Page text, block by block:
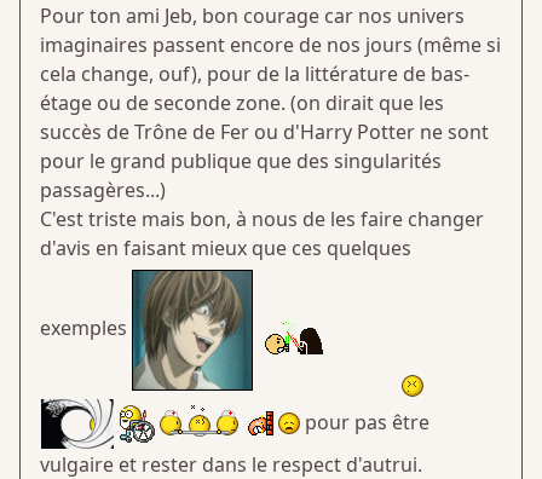
Pour ton ami Jeb, bon courage car nos univers
imaginaires passent encore de nos jours (même si
cela change, ouf), pour de la littérature de bas-
étage ou de seconde zone. (on dirait que les
succès de Trône de Fer ou d'Harry Potter ne sont
pour le grand publique que des singularités
passagères...)
C'est triste mais bon, à nous de les faire changer
d'avis en faisant mieux que ces quelques
exemples
pour pas être
vulgaire et rester dans le respect d'autrui.